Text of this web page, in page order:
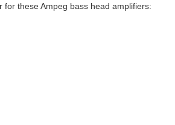
for these Ampeg bass head amplifiers: